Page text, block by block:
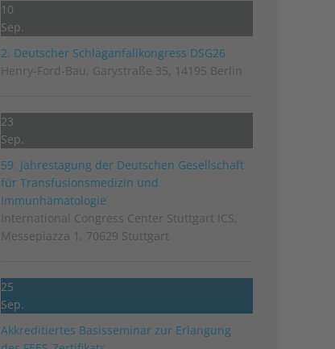
10
Sep.
2. Deutscher Schlag­anfall­kongress DSG26
Henry-Ford-Bau, Garystraße 35, 14195 Berlin
23
Sep.
59. Jahrestagung der Deutschen Gesellschaft
für Transfusionsmedizin und
Immunhämatologie
International Congress Center Stuttgart ICS,
Messepiazza 1, 70629 Stuttgart
25
Sep.
Akkreditiertes Basisseminar zur Erlangung